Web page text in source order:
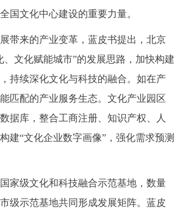
阳光政务
我要咨询 我要建议
在线访谈 图说互动
十六区概览 人文北京
国文化中心建设的重要力量。
来的产业变革，蓝皮书提出，北京
、文化赋能城市”的发展思路，加快构建
持续深化文化与科技的融合。如在产
匹配的产业服务生态。文化产业园区
据库，整合工商注册、知识产权、人
建“文化企业数字画像”，强化需求预测
级文化和科技融合示范基地，数量
级示范基地共同形成发展矩阵。蓝皮